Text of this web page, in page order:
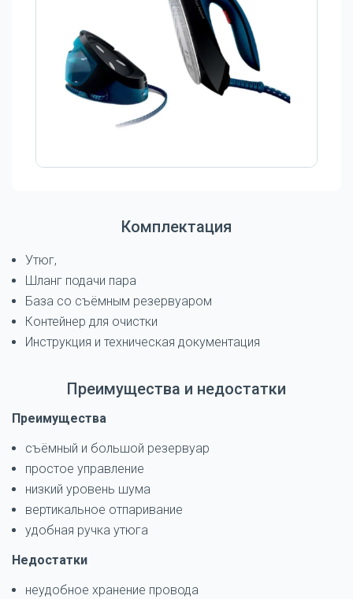
Комплектация
Утюг,
Шланг подачи пара
База со съёмным резервуаром
Контейнер для очистки
Инструкция и техническая документация
Преимущества и недостатки
Преимущества
съёмный и большой резервуар
простое управление
низкий уровень шума
вертикальное отпаривание
удобная ручка утюга
Недостатки
неудобное хранение провода